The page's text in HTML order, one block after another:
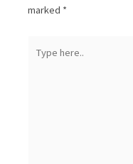
marked *